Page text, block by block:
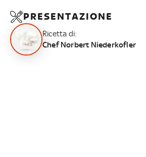
PRESENTAZIONE
Ricetta di:
Chef Norbert Niederkofler